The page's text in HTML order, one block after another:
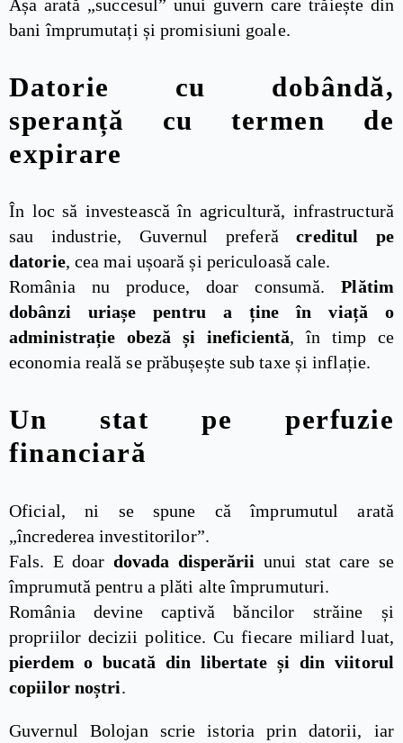
Așa arată „succesul” unui guvern care trăiește din
bani împrumutați și promisiuni goale.
Datorie cu dobândă,
speranță cu termen de
expirare
În loc să investească în agricultură, infrastructură
sau industrie, Guvernul preferăcreditul pe
datorie, cea mai ușoară și periculoasă cale.
România nu produce, doar consumă.Plătim
dobânzi uriașe pentru a ține în viață o
administrație obeză și ineficientă, în timp ce
economia reală se prăbușește sub taxe și inflație.
Un stat pe perfuzie
financiară
Oficial, ni se spune că împrumutul arată
„încrederea investitorilor”.
Fals. E doar dovada disperării unui stat care se
împrumută pentru a plăti alte împrumuturi.
România devine captivă băncilor străine și
propriilor decizii politice. Cu fiecare miliard luat,
pierdem o bucată din libertate și din viitorul
copiilor noștri.
Guvernul Bolojan scrie istoria prin datorii, iar